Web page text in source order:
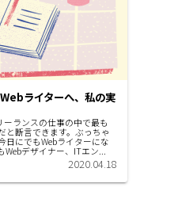
ライターへ、私の実
ーランスの仕事の中で最も
と断言できます。ぶっちゃ
日にでもWebライターにな
Webデザイナー、ITエン...
2020.04.18